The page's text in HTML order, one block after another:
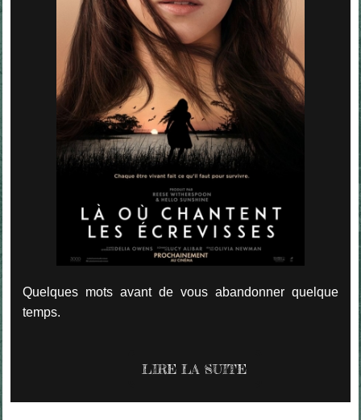
Quelques mots avant de vous abandonner quelque
temps.
LIRE LA SUITE